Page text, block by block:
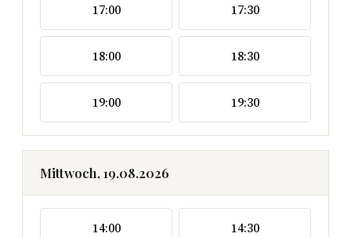
17:00 17:30
18:00 18:30
19:00 19:30
Mittwoch, 19.08.2026
14:00 14:30